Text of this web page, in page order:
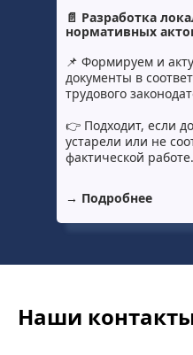
📄 Разработка
нормативных
📌 Формируем и
документы в
трудового
👉 Подходит, если
устарели или не
фактической работе.
→ Подробнее
Наши